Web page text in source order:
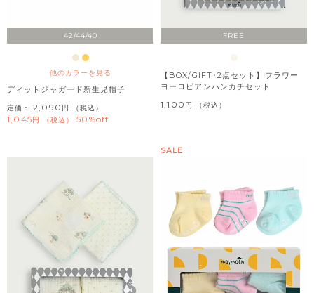
42/44/40
他のカラーを見る
ディットジャガード新生児帽子
定価： 2,090 （税込）
1,045 税込 50%off
FREE
【BOX/GIFT･2点セット】フラワー
ヨーロピアンハンカチセット
1,100 税込
SALE